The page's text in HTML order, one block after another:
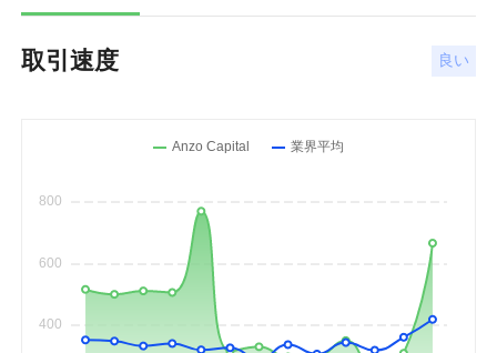
取引速度 良い